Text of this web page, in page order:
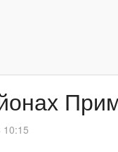
10:15